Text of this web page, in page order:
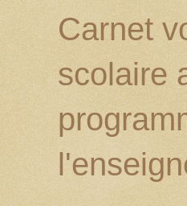
Carnet
scolaire